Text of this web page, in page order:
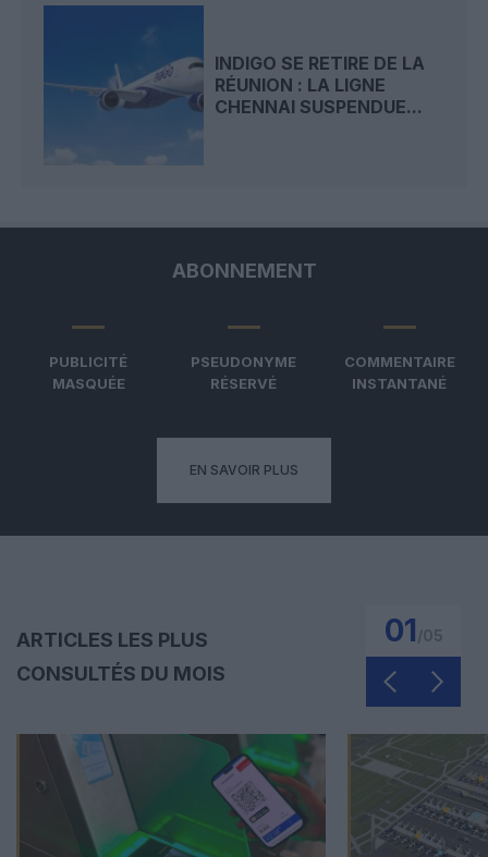
INDIGO SE RETIRE DE LA
RÉUNION : LA LIGNE
CHENNAI SUSPENDUE...
ABONNEMENT
PUBLICITÉ
MASQUÉE
PSEUDONYME
RÉSERVÉ
COMMENTAIRE
INSTANTANÉ
EN SAVOIR PLUS
ARTICLES LES PLUS
CONSULTÉS DU MOIS
01